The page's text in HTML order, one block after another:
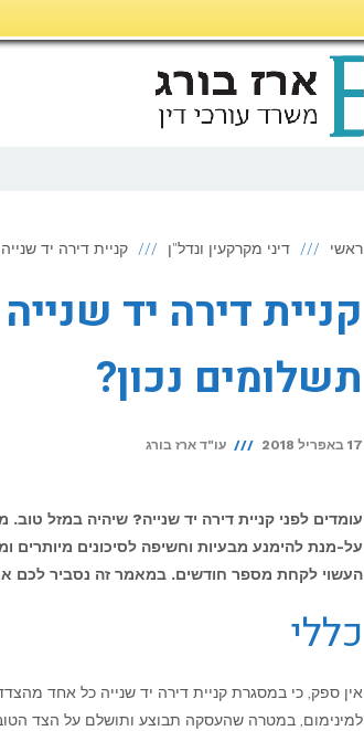
ראשי דיני מקרקעין ונדל"ן קניית דירה יד
קניית דירה יד
תשלומים נכון?
17 באפריל 2018 עו"ד ארז בורג
עומדים לפני קניית דירה יד שנייה? שיהיה במזל
על-מנת להימנע מבעיות וחשיפה לסיכונים מיותרים
העשוי לקחת מספר חודשים. במאמר זה נסביר לכם
כללי
אין ספק, כי במסגרת קניית דירה יד שנייה כל אחד
למינימום, במטרה שהעסקה תבוצע ותושלם על הצד